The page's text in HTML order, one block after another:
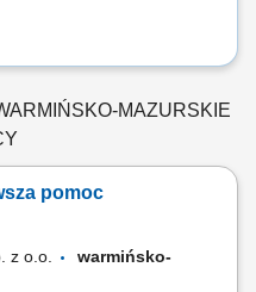
MAZURSKIE
pomoc
z o.o.
warmińsko-